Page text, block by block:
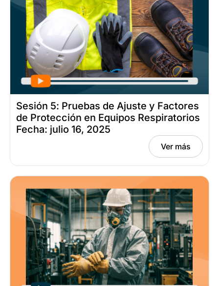
Sesión 5: Pruebas de Ajuste y Factores
de Protección en Equipos Respiratorios
Fecha: julio 16, 2025
Ver más